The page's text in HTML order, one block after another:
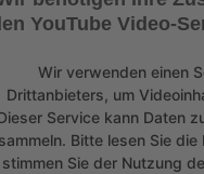
YouTube Video-
Wir verwenden einen
Drittanbieters, um
Service kann Daten
sammeln. Bitte lesen Sie
stimmen Sie der Nutzung